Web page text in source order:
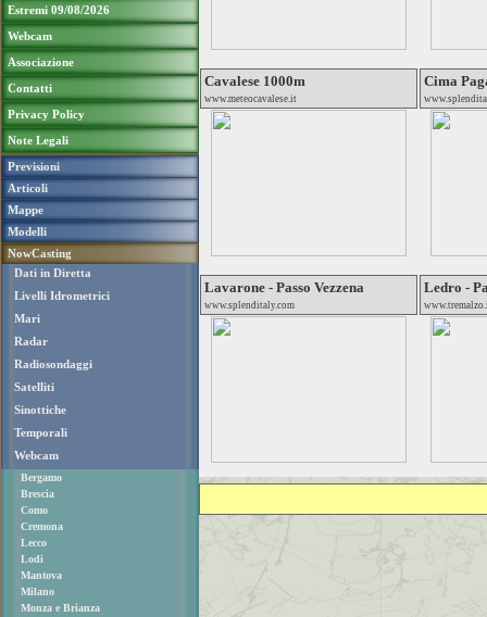
Estremi 09/08/2026
Webcam
Associazione
Contatti
Privacy Policy
Note Legali
Previsioni
Articoli
Mappe
Modelli
NowCasting
Dati in Diretta
Livelli Idrometrici
Mari
Radar
Radiosondaggi
Satelliti
Sinottiche
Temporali
Webcam
Bergamo
Brescia
Como
Cremona
Lecco
Lodi
Mantova
Milano
Monza e Brianza
Cavalese 1000m
www.meteocavalese.it
Cima
Lavarone - Passo Vezzena
www.splenditaly.com
Ledro -